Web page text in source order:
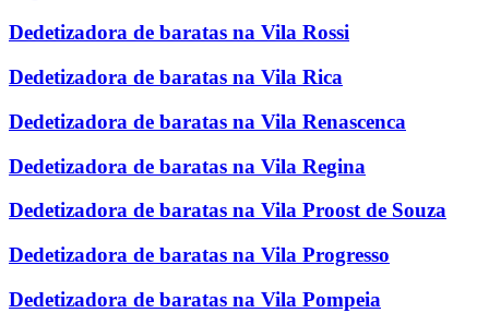
Dedetizadora de baratas na Vila Rossi
Dedetizadora de baratas na Vila Rica
Dedetizadora de baratas na Vila Renascenca
Dedetizadora de baratas na Vila Regina
Dedetizadora de baratas na Vila Proost de Souza
Dedetizadora de baratas na Vila Progresso
Dedetizadora de baratas na Vila Pompeia